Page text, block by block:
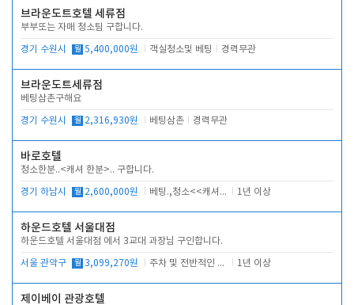
브라운도트호텔 세류점
부부또는 자매 청소팀 구합니다.
경기 수원시 월 5,400,000원 객실청소및 베팅 경력무관
브라운도트세류점
베팅삼촌구해요
경기 수원시 월 2,316,930원 베팅삼촌 경력무관
바로호텔
청소한분..<캐셔 한분>.. 구합니다.
경기 하남시 월 2,600,000원 베팅.,청소<<캐셔 모셔봅니다. 1년 이상
하운드호텔 서울대점
하운드호텔 서울대점 에서 3교대 과장님 구인합니다.
서울 관악구 월 3,099,270원 주차 및 전반적인 당번업무 1년 이상
제이베이 관광호텔